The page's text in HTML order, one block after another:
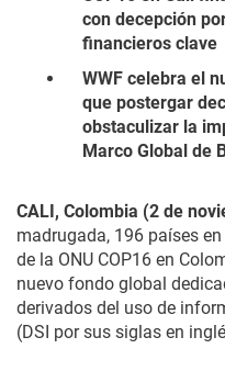
con decepción
financieros clave
WWF celebra el
que postergar
obstaculizar la
Marco Global de
CALI, Colombia (2 de
madrugada, 196 países
de la ONU COP16 en
nuevo fondo global
derivados del uso de
(DSI por sus siglas en